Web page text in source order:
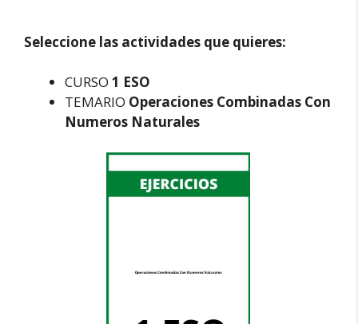
Seleccione las actividades que quieres:
CURSO 1 ESO
TEMARIO Operaciones Combinadas Con
Numeros Naturales